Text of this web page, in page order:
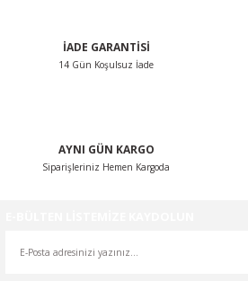
Bu ürüne benzer farklı alternatifler olmalı.
İADE GARANTİSİ
14 Gün Koşulsuz İade
AYNI GÜN KARGO
Siparişleriniz Hemen Kargoda